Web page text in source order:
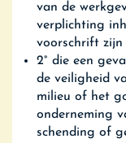
van de
verplichting
voorschrift zijn
2° die een
de veiligheid
milieu of het
onderneming
schending of